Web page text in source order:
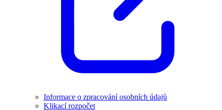
Informace o zpracování osobních údajů
Klikací rozpočet